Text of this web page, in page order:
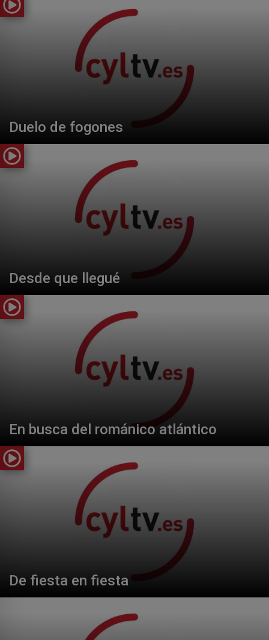
Duelo de fogones
Desde que llegué
En busca del románico atlántico
De fiesta en fiesta